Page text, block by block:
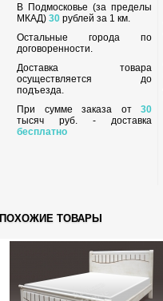
В Подмосковье (за пределы
МКАД)30 рублей за 1 км.
Остальные города по
договоренности.
Доставка товара
осуществляется до
подъезда.
При сумме заказа от30
тысяч руб. - доставка
бесплатно
ПОХОЖИЕ ТОВАРЫ